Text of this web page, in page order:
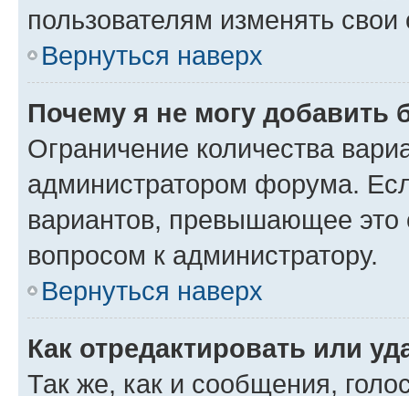
пользователям изменять свои
Вернуться наверх
Почему я не могу добавить
Ограничение количества
администратором форума.
вариантов, превышающее это
вопросом к администратору.
Вернуться наверх
Как отредактировать или
Так же, как и сообщения,